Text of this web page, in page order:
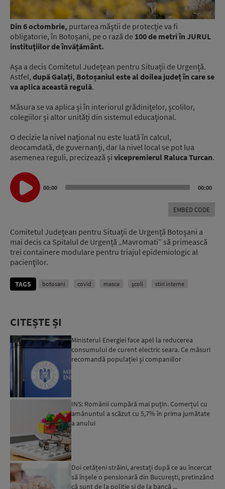
Din 6 octombrie, purtarea măştii de protecţie va fi
obligatorie, în Botoșani, pe o rază de 100 de metri în JURUL
instituţiilor de învăţământ.
Așa a decis Comitetul Judeţean pentru Situaţii de Urgenţă.
Astfel, după Galați, Botoșaniul este al doilea județ în care se
va aplica această regulă.
Măsura se va aplica și în interiorul grădinițelor, școlilor,
colegiilor și altor unități din sistemul educațional.
O decizie la nivel național nu este luată în calcul,
deocamdată, de guvernanți, dar la nivel local se pot lua
asemenea reguli, precizează și vicepremierul Raluca Turcan.
Audio
Player
00:00 00:00
EMBED CODE
Comitetul Județean pentru Situații de Urgență Botoșani a
mai decis ca Spitalul de Urgență „Mavromati” să primească
trei containere modulare pentru triajul epidemiologic al
pacienţilor.
TAGS botosani covid masca şcoli stiri interne
CITEȘTE ȘI
Ministerul Energiei face apel la reducerea
consumului de curent electric seara. Ce măsuri
recomandă populației și companiilor
INS: Românii cumpără mai puțin. Comerțul cu
amănuntul a scăzut cu 5,7% în prima jumătate
a anului
Doi cetățeni străini, arestați după ce au încercat
să înșele o pensionară din București, pretinzând
că sunt de la poliție și de la bancă ...